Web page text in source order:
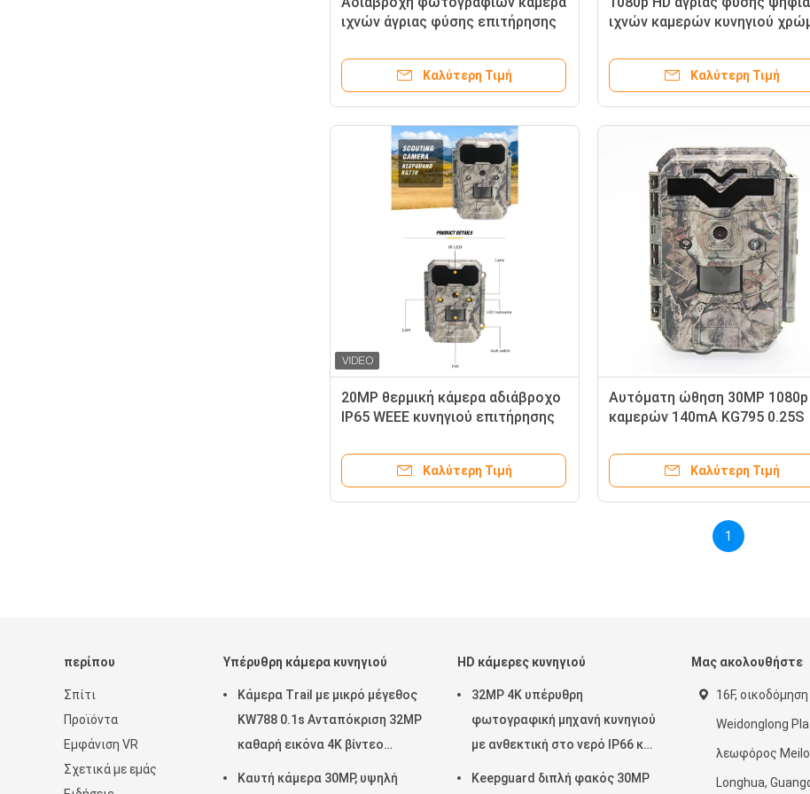
ιχνών άγριας φύσης επιτήρησης
κυνηγιού παγίδων υπέρυθρη
Καλύτερη Τιμή
ιχνών καμερών κυνηγιού
αδιάβροχο
Καλύτερη Τιμή
20MP θερμική κάμερα αδιάβροχο
IP65 WEEE κυνηγιού επιτήρησης
Καλύτερη Τιμή
Αυτόματη ώθηση 30MP 1080p
καμερών 140mA KG795 0.25S
Καλύτερη Τιμή
1
περίπου
Σπίτι
Προϊόντα
Εμφάνιση VR
Σχετικά με εμάς
Υπέρυθρη κάμερα κυνηγιού
Κάμερα Trail με μικρό μέγεθος
KW788 0.1s Ανταπόκριση 32MP
καθαρή εικόνα 4K βίντεο
Αδιάβροχο IP67 έως 512GB για
Καυτή κάμερα 30MP, υψηλή
HD κάμερες κυνηγιού
32MP 4K υπέρυθρη
φωτογραφική μηχανή κυνηγιού
με ανθεκτική στο νερό IP66 και
λειτουργία PIR για
Keepguard διπλή φακός 30MP
Μας ακολουθήστε
16F,
Weidonglong
λεωφόρος
Longhua,